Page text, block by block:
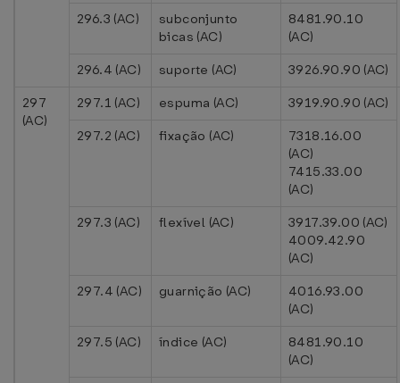
296.3 (AC)
subconjunto
bicas (AC)
8481.90.10
(AC)
296.4 (AC)
suporte (AC)
3926.90.90 (AC)
297
(AC)
297.1 (AC) espuma (AC)
3919.90.90 (AC)
297.2 (AC)
fixação (AC)
7318.16.00
(AC)
7415.33.00
(AC)
297.3 (AC)
flexível (AC)
3917.39.00 (AC)
4009.42.90
(AC)
297.4 (AC)
guarnição (AC)
4016.93.00
(AC)
297.5 (AC)
índice (AC)
8481.90.10
(AC)